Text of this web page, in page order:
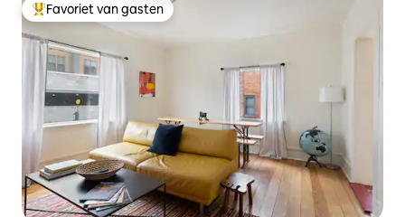
Topfavoriet van gasten
Favoriet van gasten